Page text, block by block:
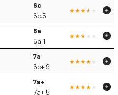
6c
6c.5
6a
6a.1
7a
6c+.9
7a+
7a+.5